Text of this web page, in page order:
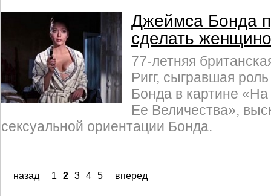
Джеймса Бонда
сделать
77-летняя
Ригг, сыгравшая
Бонда в картине
Ее Величества»,
сексуальной ориентации Бонда.
назад 1 2 3 4 5 вперед